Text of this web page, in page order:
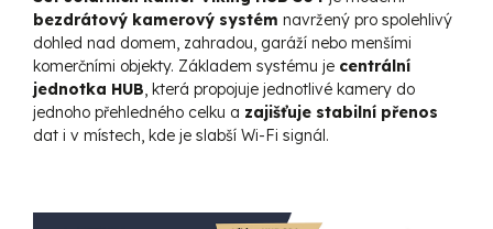
bezdrátový kamerový systém navržený pro spolehlivý
dohled nad domem, zahradou, garáží nebo menšími
komerčními objekty. Základem systému je centrální
jednotka HUB, která propojuje jednotlivé kamery do
jednoho přehledného celku a zajišťuje stabilní přenos
dat i v místech, kde je slabší Wi-Fi signál.